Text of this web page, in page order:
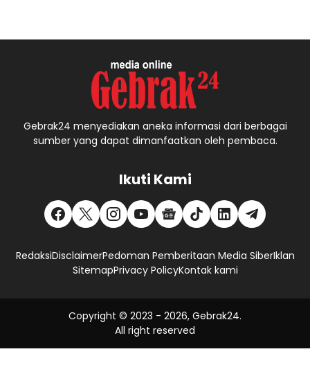
Gebrak24 menyediakan aneka informasi dari berbagai
sumber yang dapat dimanfaatkan oleh pembaca.
Ikuti Kami
RedaksiDisclaimerPedoman Pemberitaan Media SiberIklan
SitemapPrivacy PolicyKontak kami
Copyright © 2023 - 2026, Gebrak24.
All right reserved